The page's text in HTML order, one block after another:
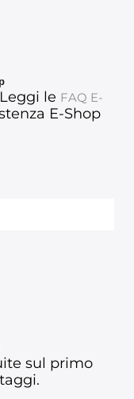
le FAQ E-
E-Shop
sul primo